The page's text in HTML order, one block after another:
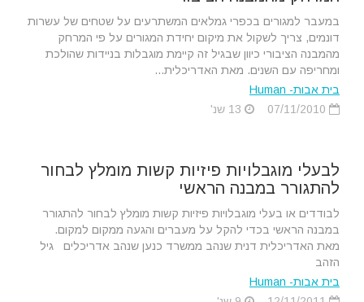
במעבר למגורים בכפרי גמלאים המשתרעים על שטחים של עשרות
דונמים, צריך לשקול את מיקום יחידת המגורים על פי המרחק
מהמבנה הציבורי כיוון שבגיל זה קיימת מוגבלות בניידות שהולכת
ומחריפה עם השנים. מאת האדריכלית...
בית אבות- Human
לבעלי מוגבלויות פיזיות קשות מומלץ לבחור
להתגורר במבנה הראשי
לבודדים או בעלי מוגבלויות פיזיות קשות מומלץ לבחור להתגורר
במבנה הראשי בכדי להקל על מעברים והגעה ממקום למקום.
מאת האדריכלית דנית שנהב ממשרד כנען שנהב אדריכלים גיל
הזהב
בית אבות- Human